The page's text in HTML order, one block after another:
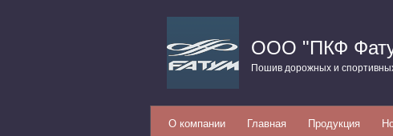
ООО "ПКФ
Пошив дорожных и
О компании Главная Продукция